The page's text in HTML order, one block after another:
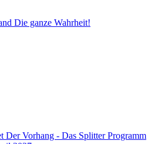
Die ganze Wahrheit!
Der Vorhang - Das Splitter Programm